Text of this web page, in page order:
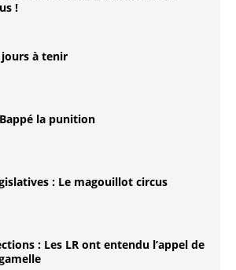
!
jours à tenir
la punition
: Le magouillot circus
: Les LR ont entendu l’appel de